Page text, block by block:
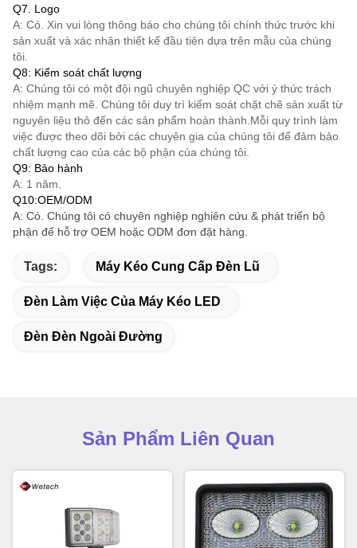
Q7. Logo
A: Có. Xin vui lòng thông báo cho chúng tôi chính thức trước khi
sản xuất và xác nhận thiết kế đầu tiên dựa trên mẫu của chúng
tôi.
Q8: Kiểm soát chất lượng
A: Chúng tôi có một đội ngũ chuyên nghiệp QC với ý thức trách
nhiệm mạnh mẽ. Chúng tôi duy trì kiểm soát chặt chẽ sản xuất từ
nguyên liệu thô đến các sản phẩm hoàn thành.Mỗi quy trình làm
việc được theo dõi bởi các chuyên gia của chúng tôi để đảm bảo
chất lượng cao của các bộ phận của chúng tôi.
Q9: Bảo hành
A: 1 năm.
Q10:OEM/ODM
A: Có. Chúng tôi có chuyên nghiệp nghiên cứu & phát triển bộ
phận để hỗ trợ OEM hoặc ODM đơn đặt hàng.
Tags: Máy Kéo Cung Cấp Đèn Lũ
Đèn Làm Việc Của Máy Kéo LED
Đèn Đèn Ngoài Đường
Sản Phẩm Liên Quan